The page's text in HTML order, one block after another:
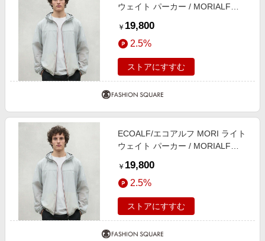
ウェイト パーカー / MORIALF
￥ 19,800
2.5%
ストアにすすむ
ECOALF/エコアルフ MORI ライト
ウェイト パーカー / MORIALF
￥ 19,800
2.5%
ストアにすすむ